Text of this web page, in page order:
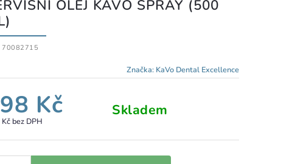
OLEJ KAVO SPRAY (500
70082715
Značka: KaVo Dental Excellence
Kč
bez DPH
Skladem